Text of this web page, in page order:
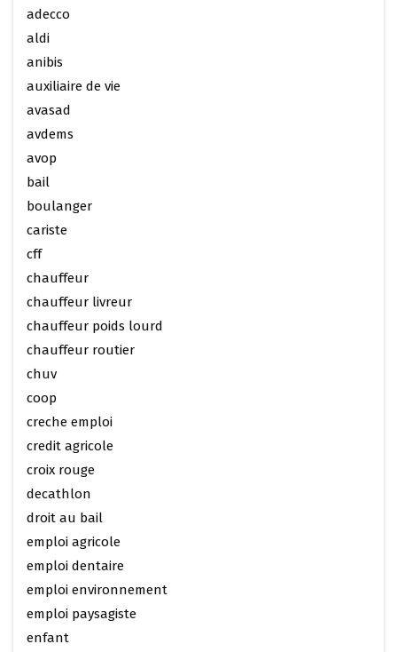
adecco
aldi
anibis
auxiliaire de vie
avasad
avdems
avop
bail
boulanger
cariste
cff
chauffeur
chauffeur livreur
chauffeur poids lourd
chauffeur routier
chuv
coop
creche emploi
credit agricole
croix rouge
decathlon
droit au bail
emploi agricole
emploi dentaire
emploi environnement
emploi paysagiste
enfant